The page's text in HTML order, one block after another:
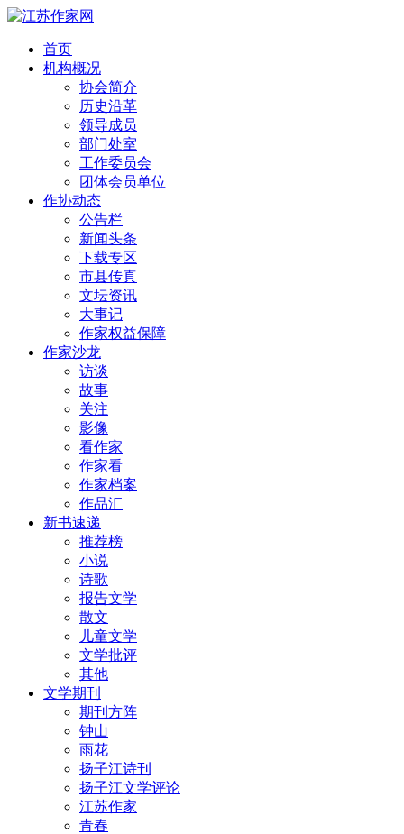
首页
机构概况
协会简介
历史沿革
领导成员
部门处室
工作委员会
团体会员单位
作协动态
公告栏
新闻头条
下载专区
市县传真
文坛资讯
大事记
作家权益保障
作家沙龙
访谈
故事
关注
影像
看作家
作家看
作家档案
作品汇
新书速递
推荐榜
小说
诗歌
报告文学
散文
儿童文学
文学批评
其他
文学期刊
期刊方阵
钟山
雨花
扬子江诗刊
扬子江文学评论
江苏作家
青春